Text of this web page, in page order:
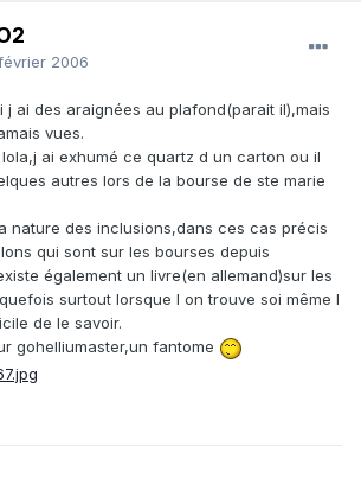
2006
j ai des araignées au plafond(parait il),mais
vues.
ai exhumé ce quartz d un carton ou il
autres lors de la bourse de ste marie
nature des inclusions,dans ces cas précis
qui sont sur les bourses depuis
également un livre(en allemand)sur les
surtout lorsque l on trouve soi même l
de le savoir.
gohelliumaster,un fantome